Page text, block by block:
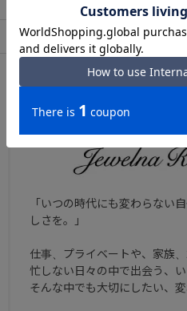
アフターサービス
ブランドについて
「いつの時代にも変わらない
しさを。」
仕事、プライベートや、家族、
忙しない日々の中で出会う、い
そんな中でも大切にしたい、